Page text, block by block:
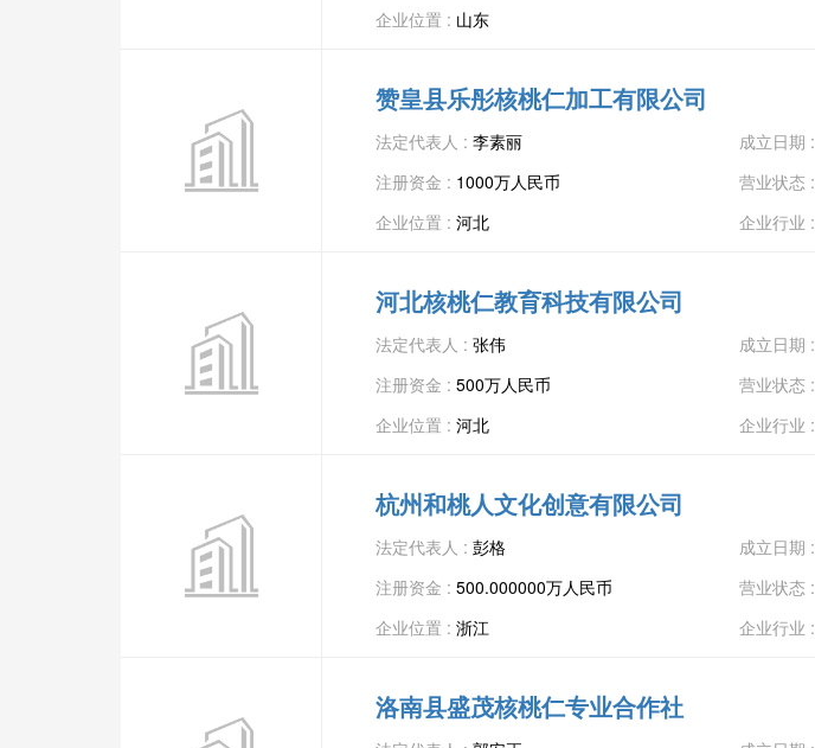
企业位置 : 山东
赞皇县乐彤核桃仁加工有限公司
法定代表人 : 李素丽 成立日期 :
注册资金 : 1000万人民币 营业状态 :
企业位置 : 河北 企业行业 :
河北核桃仁教育科技有限公司
法定代表人 : 张伟 成立日期 :
注册资金 : 500万人民币 营业状态 :
企业位置 : 河北 企业行业 :
杭州和桃人文化创意有限公司
法定代表人 : 彭格 成立日期 :
注册资金 : 500.000000万人民币 营业状态 :
企业位置 : 浙江 企业行业 :
洛南县盛茂核桃仁专业合作社